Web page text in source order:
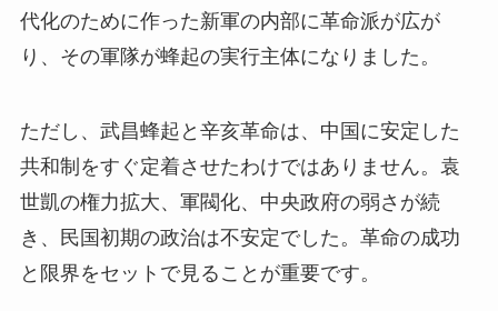
代化のために作った新軍の内部に革命派が広が
り、その軍隊が蜂起の実行主体になりました。
ただし、武昌蜂起と辛亥革命は、中国に安定した
共和制をすぐ定着させたわけではありません。袁
世凱の権力拡大、軍閥化、中央政府の弱さが続
き、民国初期の政治は不安定でした。革命の成功
と限界をセットで見ることが重要です。